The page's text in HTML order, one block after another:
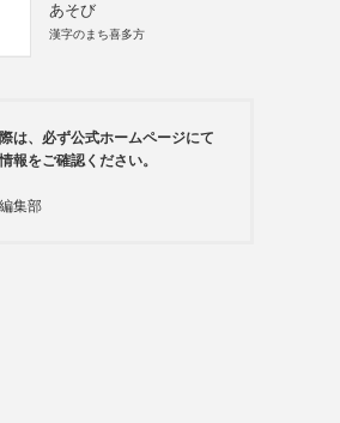
あそび
漢字のまち喜多方
は、必ず公式ホームページにて
報をご確認ください。
集部